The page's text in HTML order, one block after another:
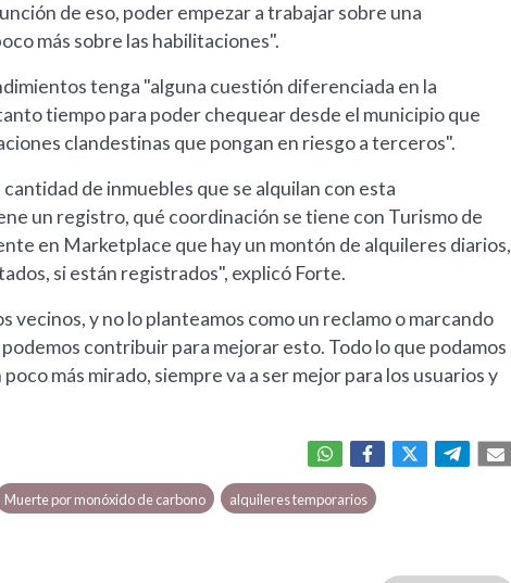
de eso, poder empezar a trabajar sobre una
más sobre las habilitaciones".
tenga "alguna cuestión diferenciada en la
tiempo para poder chequear desde el municipio que
clandestinas que pongan en riesgo a terceros".
de inmuebles que se alquilan con esta
un registro, qué coordinación se tiene con Turismo de
en Marketplace que hay un montón de alquileres diarios,
si están registrados", explicó Forte.
vecinos, y no lo planteamos como un reclamo o marcando
contribuir para mejorar esto. Todo lo que podamos
más mirado, siempre va a ser mejor para los usuarios y
Muerte por monóxido de carbono alquileres temporarios